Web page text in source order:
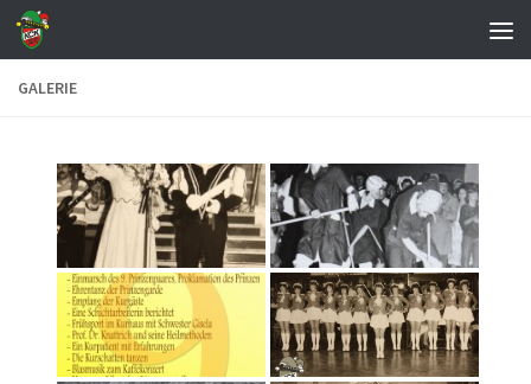
Zum Inhalt springen
GALERIE